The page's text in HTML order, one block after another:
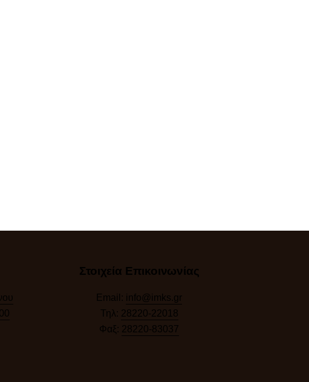
Στοιχεία Επικοινωνίας
Email: info@imks.gr
Τηλ: 28220-22018
Φαξ: 28220-83037